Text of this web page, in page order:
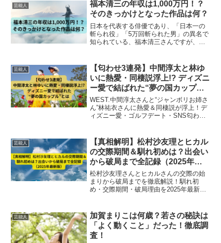
芸能人
福本清三の年収は1,000万円！？
そのきっかけとなった作品は何？
日本を代表する俳優であり、「日本一の
斬られ役」「5万回斬られた男」の異名で
知られている、福本清三さんですが、本
体何だったのでしょうか。この記事で
は、福本清三さんの推定年収と一躍有名
となった作品を紹介します。
芸能人
【匂わせ3連発】中間淳太と林ゆ
いに熱愛・同棲説浮上!? ディズニ
ー愛で結ばれた“夢の国カップ
ル”とは
WEST.中間淳太さんと“ジャンボリお姉さ
ん”林祐衣さんに熱愛＆同棲説が浮上！デ
ィズニー愛・ゴルフデート・SNS匂わせ
芸能人
【真相解明】松村沙友理とヒカル
の交際期間＆馴れ初めは？出会い
から破局まで全記録（2025年最
新版）
松村沙友理さんとヒカルさんの交際の始
まりから破局までを徹底解説！馴れ初
め・交際期間・破局理由を2025年最新情
芸能人
加賀まりこは何歳？若さの秘訣は
「よく動くこと」だった！徹底調
査！